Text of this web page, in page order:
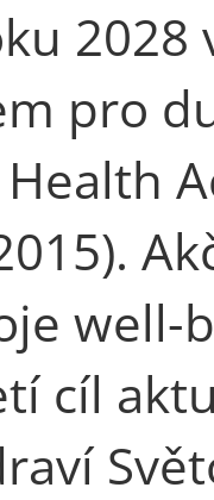
pro
well-
cíl